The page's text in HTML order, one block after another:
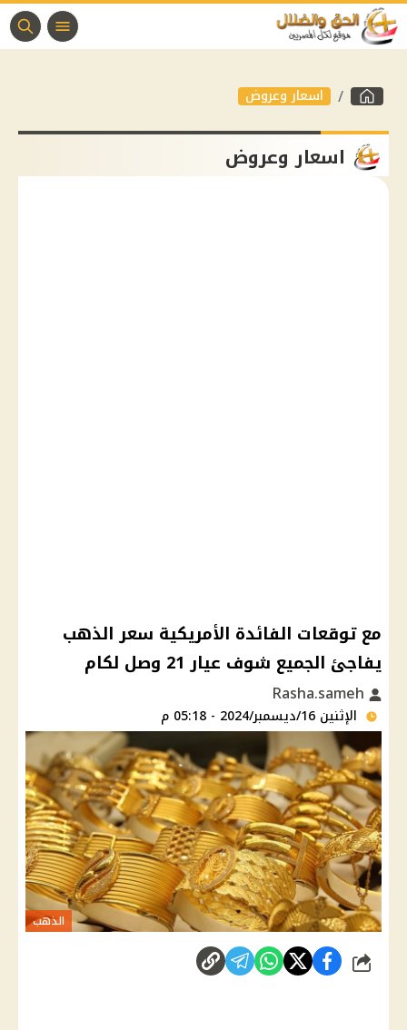
اسعار وعروض
اسعار وعروض
مع توقعات الفائدة الأمريكية سعر الذهب
يفاجئ الجميع شوف عيار 21 وصل لكام
الإثنين 16/ديسمبر/2024 - 05:18 م
الذهب
شارك